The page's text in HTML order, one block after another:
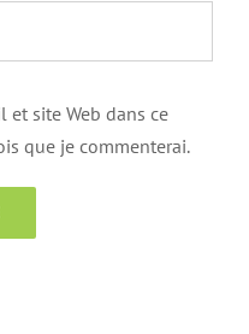
et site Web dans ce
que je commenterai.